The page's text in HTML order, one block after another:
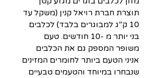
תוצרת חברת רויאל קנין (משקל עד
10 ק”ג למבוגרים בלבד) לכלבים
בני יותר מ -10 חודשים. טעם
משופר המספק גם את הכלבים
אניני הטעם ביותר לחומרים המזינים
שנבחרו במיוחד והטעמים טבעיים